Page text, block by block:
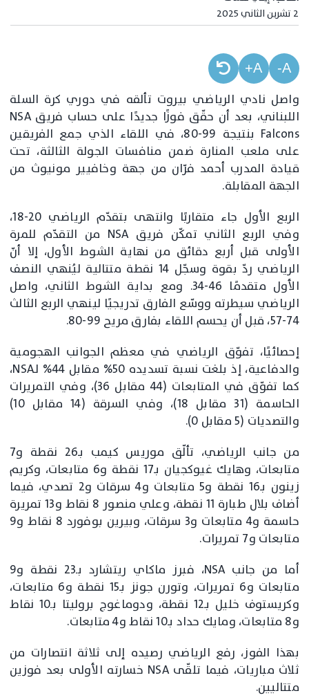
2 تشرين الثاني 2025
A-
A+
واصل نادي الرياضي بيروت تألقه في دوري كرة السلة
اللبناني، بعد أن حقّق فوزًا جديدًا على حساب فريق NSA
Falcons بنتيجة 99-80، في اللقاء الذي جمع الفريقين
على ملعب المنارة ضمن منافسات الجولة الثالثة، تحت
قيادة المدرب أحمد فرّان من جهة وخافيير مونيوث من
الجهة المقابلة.
الربع الأول جاء متقاربًا وانتهى بتقدّم الرياضي 20-18،
وفي الربع الثاني تمكّن فريق NSA من التقدّم للمرة
الأولى قبل أربع دقائق من نهاية الشوط الأول، إلا أنّ
الرياضي ردّ بقوة وسجّل 14 نقطة متتالية ليُنهي النصف
الأول متقدمًا 46-34. ومع بداية الشوط الثاني، واصل
الرياضي سيطرته ووسّع الفارق تدريجيًا لينهي الربع الثالث
74-57، قبل أن يحسم اللقاء بفارق مريح 99-80.
إحصائيًا، تفوّق الرياضي في معظم الجوانب الهجومية
والدفاعية، إذ بلغت نسبة تسديده 50% مقابل 44% لـNSA،
كما تفوّق في المتابعات (44 مقابل 36)، وفي التمريرات
الحاسمة (31 مقابل 18)، وفي السرقة (14 مقابل 10)
والتصديات (5 مقابل 0).
من جانب الرياضي، تألّق موريس كيمب بـ26 نقطة و7
متابعات، وهايك غيوكجيان بـ17 نقطة و6 متابعات، وكريم
زينون بـ16 نقطة و5 متابعات و4 سرقات و2 تصدي، فيما
أضاف بلال طبارة 11 نقطة، وعلي منصور 8 نقاط و13 تمريرة
حاسمة و4 متابعات و3 سرقات، وبيرين بوفورد 8 نقاط و9
متابعات و7 تمريرات.
أما من جانب NSA، فبرز ماكاي ريتشارد بـ23 نقطة و9
متابعات و6 تمريرات، وتورن جونز بـ15 نقطة و6 متابعات،
وكريستوف خليل بـ12 نقطة، ودوماغوج بروليتا بـ10 نقاط
و8 متابعات، ومايك حداد بـ10 نقاط و4 متابعات.
بهذا الفوز، رفع الرياضي رصيده إلى ثلاثة انتصارات من
ثلاث مباريات، فيما تلقّى NSA خسارته الأولى بعد فوزين
متتاليين.